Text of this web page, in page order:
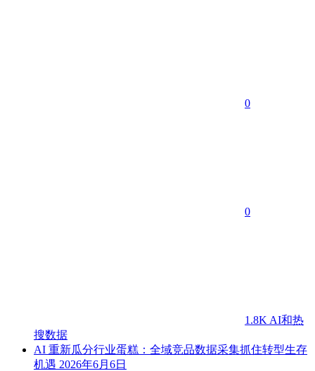
0
0
1.8K AI和热
搜数据
AI 重新瓜分行业蛋糕：全域竞品数据采集抓住转型生存
机遇 2026年6月6日